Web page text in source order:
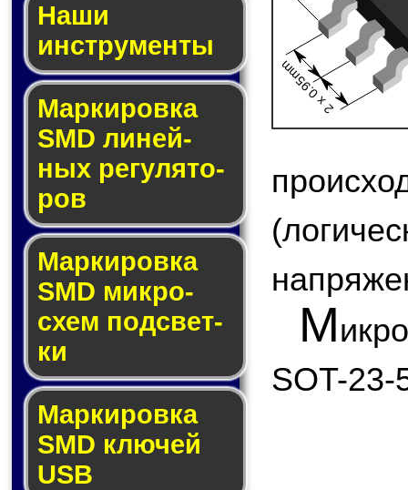
Наши
инструменты
Маркировка
SMD ли­ней­
ных ре­гу­ля­то­
ров
Маркировка
SMD мик­ро­
схем под­свет­
ки
Маркировка
SMD клю­чей
USB
2 x 0.95mm
М
SOT-23-